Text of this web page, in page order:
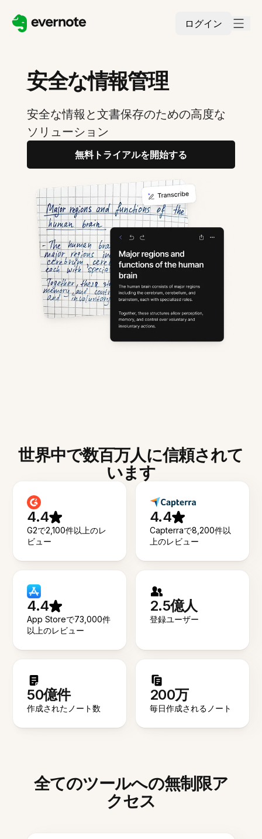
ログイン
安全な情報管理
安全な情報と文書保存のための高度な
ソリューション
無料トライアルを開始する
世界中で数百万人に信頼されて
います
4.4
G2で2,100件以上のレ
ビュー
4.4
Capterraで8,200件以
上のレビュー
4.4
App Storeで73,000件
以上のレビュー
2.5億人
登録ユーザー
50億件
作成されたノート数
200万
毎日作成されるノート
全てのツールへの無制限ア
クセス